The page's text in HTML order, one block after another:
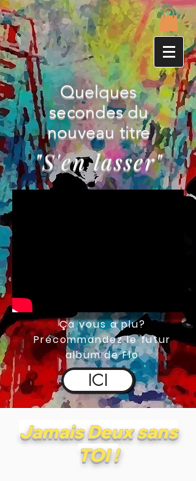
Quelques
secondes du
nouveau titre
Ça vous a plu?
Précommandez le futur
album de Flo
ICI
"S'en lasser"
Jamais Deux sans
TOI !